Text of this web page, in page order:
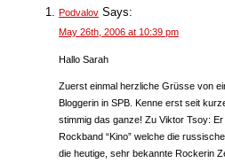
Podvalov Says:
May 26th, 2006 at 10:39 pm
Hallo Sarah
Zuerst einmal herzliche Grüsse von
Bloggerin in SPB. Kenne erst seit
stimmig das ganze! Zu Viktor Tsoy:
Rockband “Kino” welche die
die heutige, sehr bekannte Rockerin